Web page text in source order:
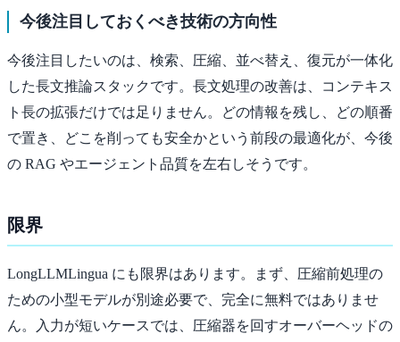
今後注目しておくべき技術の方向性
今後注目したいのは、検索、圧縮、並べ替え、復元が一体化
した長文推論スタックです。長文処理の改善は、コンテキス
ト長の拡張だけでは足りません。どの情報を残し、どの順番
で置き、どこを削っても安全かという前段の最適化が、今後
の RAG やエージェント品質を左右しそうです。
限界
LongLLMLingua にも限界はあります。まず、圧縮前処理の
ための小型モデルが別途必要で、完全に無料ではありませ
ん。入力が短いケースでは、圧縮器を回すオーバーヘッドの